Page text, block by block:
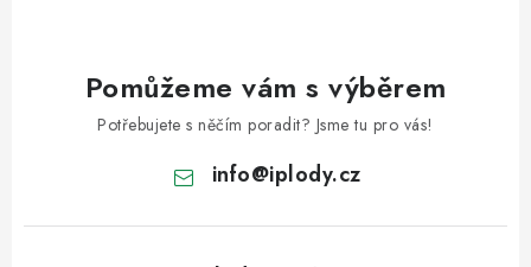
Pomůžeme vám s výběrem
Potřebujete s něčím poradit? Jsme tu pro vás!
info@iplody.cz